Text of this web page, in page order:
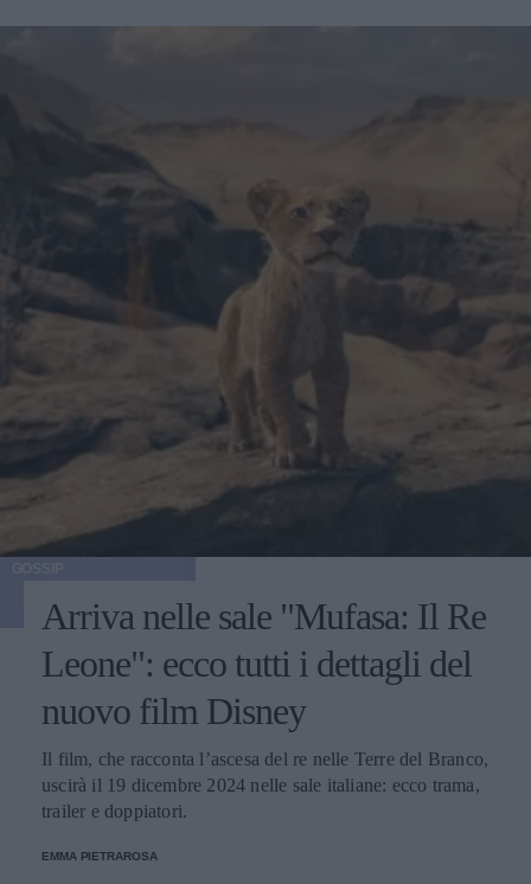
Arriva nelle sale "Mufasa: Il Re
Leone": ecco tutti i dettagli del
nuovo film Disney
Il film, che racconta l’ascesa del re nelle Terre del Branco,
uscirà il 19 dicembre 2024 nelle sale italiane: ecco trama,
trailer e doppiatori.
EMMA PIETRAROSA